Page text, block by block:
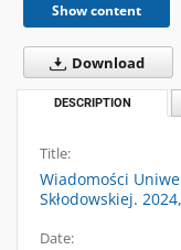
Show content
Download
DESCRIPTION
Title:
Wiadomości
Skłodowskiej.
Date: